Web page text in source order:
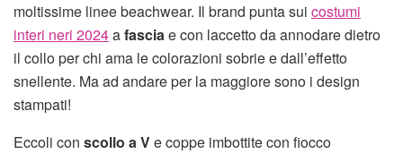
moltissime linee beachwear. Il brand punta sui costumi
interi neri 2024afasciae con laccetto da annodare dietro
il collo per chi ama le colorazioni sobrie e dall’effetto
snellente. Ma ad andare per la maggiore sono i design
stampati!
Eccoli con scollo a Ve coppe imbottite con fiocco